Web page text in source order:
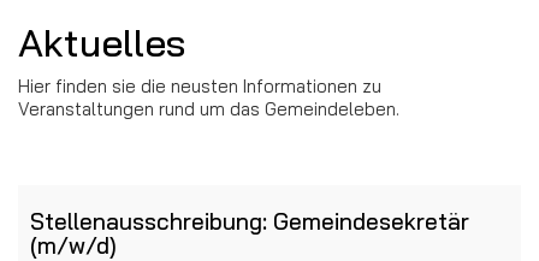
Aktuelles
Hier finden sie die neusten Informationen zu
Veranstaltungen rund um das Gemeindeleben.
Stellenausschreibung: Gemeindesekretär
(m/w/d)